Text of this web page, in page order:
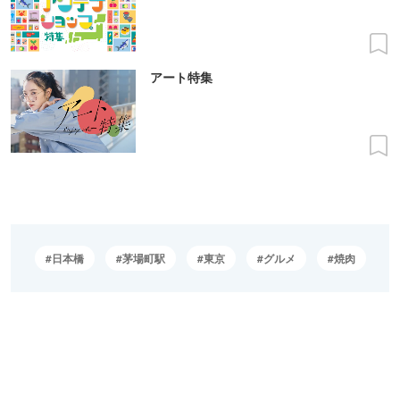
アート特集
日本橋 茅場町駅 東京 グルメ 焼肉